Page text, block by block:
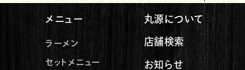
メニュー
ラーメン
セットメニュー
丸源について
店舗検索
お知らせ